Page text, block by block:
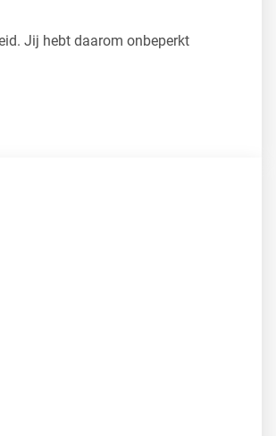
Jij hebt daarom onbeperkt